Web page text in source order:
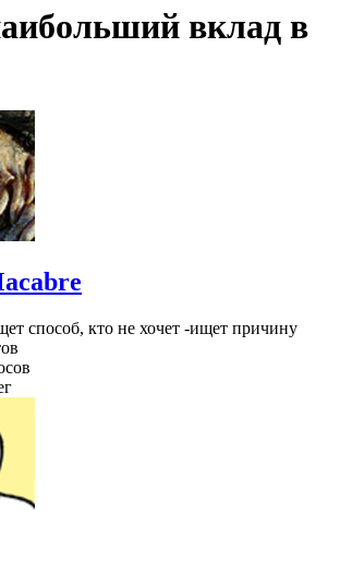
вклад в
способ, кто не хочет -ищет причину